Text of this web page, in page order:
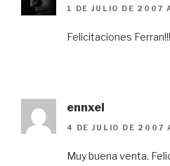
1 DE JULIO DE 2007
Felicitaciones
ennxel
4 DE JULIO DE 2007
Muy buena venta.